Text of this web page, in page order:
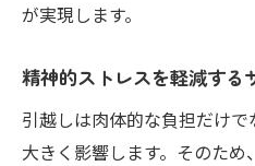
が実現します。
精神的ストレスを軽減する
引越しは肉体的な負担だけ
大きく影響します。そのた